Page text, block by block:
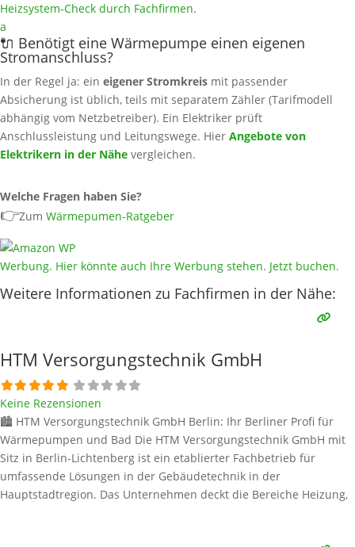
Heizsystem‑Check durch Fachfirmen.
a
🔌 Benötigt eine Wärmepumpe einen eigenen
Stromanschluss?
In der Regel ja: ein eigener Stromkreis mit passender
Absicherung ist üblich, teils mit separatem Zähler (Tarifmodell
abhängig vom Netzbetreiber). Ein Elektriker prüft
Anschlussleistung und Leitungswege. Hier Angebote von
Elektrikern in der Nähe vergleichen.
Welche Fragen haben Sie?
👉Zum Wärmepumen-Ratgeber
Werbung. Hier könnte auch Ihre Werbung stehen. Jetzt buchen.
Weitere Informationen zu Fachfirmen in der Nähe:
HTM Versorgungstechnik GmbH
Keine Rezensionen
🏙️ HTM Versorgungstechnik GmbH Berlin: Ihr Berliner Profi für
Wärmepumpen und Bad Die HTM Versorgungstechnik GmbH mit
Sitz in Berlin-Lichtenberg ist ein etablierter Fachbetrieb für
umfassende Lösungen in der Gebäudetechnik in der
Hauptstadtregion. Das Unternehmen deckt die Bereiche Heizung,